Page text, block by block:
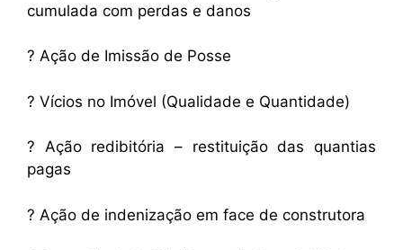
cumulada com perdas e danos
? Ação de Imissão de Posse
? Vícios no Imóvel (Qualidade e Quantidade)
? Ação redibitória – restituição das quantias
pagas
? Ação de indenização em face de construtora